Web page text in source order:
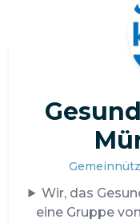
Wir, das
eine Gruppe